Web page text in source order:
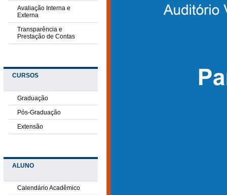
Avaliação Interna e
Externa
Transparência e
Prestação de Contas
CURSOS
Graduação
Pós-Graduação
Extensão
ALUNO
Calendário Acadêmico